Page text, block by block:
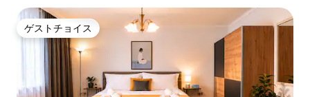
ゲストチョイス
ゲストチョイス